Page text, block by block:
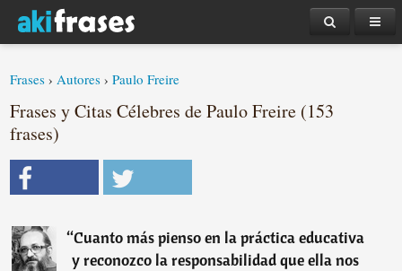
Frases ›Autores ›Paulo Freire
Frases y Citas Célebres de Paulo Freire (153
frases)
“Cuanto más pienso en la práctica educativa
y reconozco la responsabilidad que ella nos